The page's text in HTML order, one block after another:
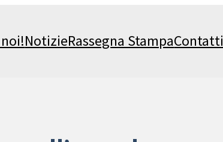
NotizieRassegna StampaContatti